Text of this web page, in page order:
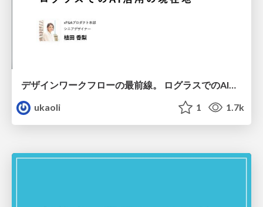
デザインワークフローの最前線。 ログラスでのAI活用の現在地
ukaoli
1 1.7k